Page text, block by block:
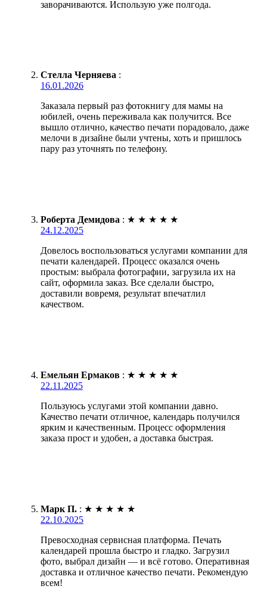
заворачиваются. Использую уже полгода.
Стелла Черняева :
16.01.2026
Заказала первый раз фотокнигу для мамы на
юбилей, очень переживала как получится. Все
вышло отлично, качество печати порадовало, даже
мелочи в дизайне были учтены, хоть и пришлось
пару раз уточнять по телефону.
Роберта Демидова : ★ ★ ★ ★ ★
24.12.2025
Довелось воспользоваться услугами компании для
печати календарей. Процесс оказался очень
простым: выбрала фотографии, загрузила их на
сайт, оформила заказ. Все сделали быстро,
доставили вовремя, результат впечатлил
качеством.
Емельян Ермаков : ★ ★ ★ ★ ★
22.11.2025
Пользуюсь услугами этой компании давно.
Качество печати отличное, календарь получился
ярким и качественным. Процесс оформления
заказа прост и удобен, а доставка быстрая.
Марк П. : ★ ★ ★ ★ ★
22.10.2025
Превосходная сервисная платформа. Печать
календарей прошла быстро и гладко. Загрузил
фото, выбрал дизайн — и всё готово. Оперативная
доставка и отличное качество печати. Рекомендую
всем!